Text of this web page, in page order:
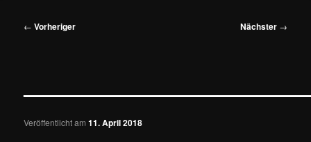
Beitragsnavigation
← Vorheriger Nächster →
Veröffentlicht am11. April 2018